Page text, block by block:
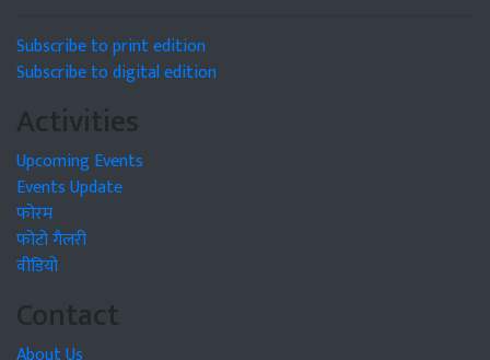
Subscribe to print edition
Subscribe to digital edition
Activities
Upcoming Events
Events Update
फोरम
फोटो गैलरी
वीडियो
Contact